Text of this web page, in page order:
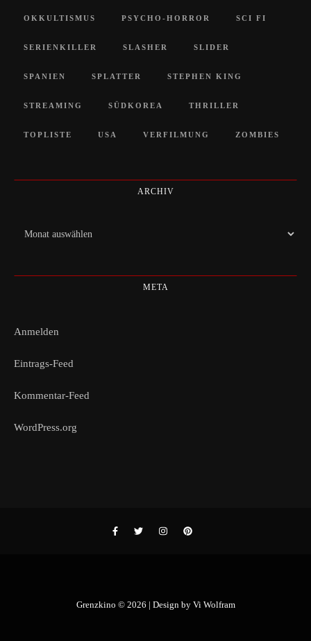
OKKULTISMUS PSYCHO-HORROR SCI FI
SERIENKILLER SLASHER SLIDER
SPANIEN SPLATTER STEPHEN KING
STREAMING SÜDKOREA THRILLER
TOPLISTE USA VERFILMUNG ZOMBIES
ARCHIV
Archiv
META
Anmelden
Eintrags-Feed
Kommentar-Feed
WordPress.org
Grenzkino © 2026 | Design by Vi Wolfram